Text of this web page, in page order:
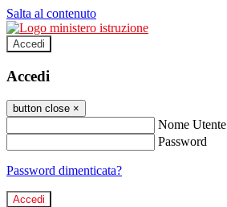
Salta al contenuto
Accedi
Accedi
button close ×
Nome Utente
Password
Password dimenticata?